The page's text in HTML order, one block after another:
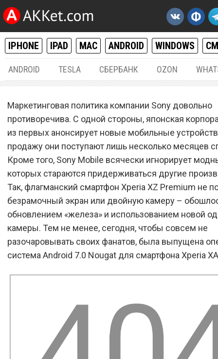
IPHONE IPAD MAC ANDROID WINDOWS
ANDROID TESLA СБЕРБАНК OZON
Владельцев смартфона
Xperia XA Ultra ждет
сюрприз
Маркетинговая политика компании Sony довольно
противоречива. С одной стороны, японская
из первых анонсирует новые мобильные
продажу они поступают лишь несколько месяцев
Кроме того, Sony Mobile всячески игнорирует
которых стараются придерживаться другие
Так, флагманский смартфон Xperia XZ Premium не
безрамочный экран или двойную камеру –
обновлением «железа» и использованием новой
камеры. Тем не менее, сегодня, чтобы совсем не
разочаровывать своих фанатов, была выпущена
система Android 7.0 Nougat для смартфона Xperia